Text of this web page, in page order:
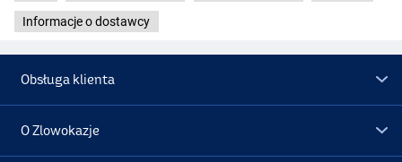
Informacje o dostawcy
Obsługa klienta
O Zlowokazje